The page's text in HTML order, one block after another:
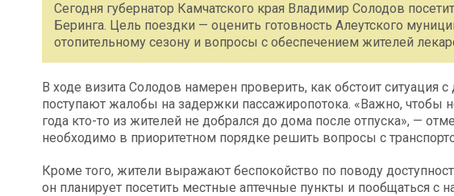
Сегодня губернатор Камчатского края Владимир Солодов
Беринга. Цель поездки — оценить готовность Алеутского
отопительному сезону и вопросы с обеспечением жителей
В ходе визита Солодов намерен проверить, как обстоит ситуация
поступают жалобы на задержки пассажиропотока. «Важно, чтобы
года кто-то из жителей не добрался до дома после отпуска», —
необходимо в приоритетном порядке решить вопросы с
Кроме того, жители выражают беспокойство по поводу
он планирует посетить местные аптечные пункты и пообщаться с